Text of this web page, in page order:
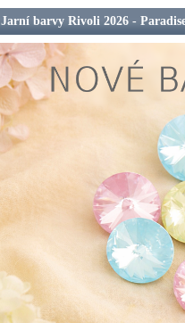
Jarní barvy Rivoli 2026 -